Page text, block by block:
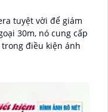
tuyệt vời để giám
điều kiện ánh